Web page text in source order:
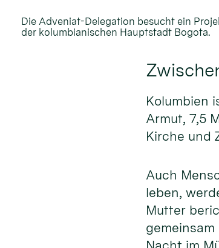
Die Adveniat-Delegation besucht ein
der kolumbianischen Hauptstadt Bogota.
Kolumbien
Armut, 7,5
Kirche und
Auch
leben,
Mutter